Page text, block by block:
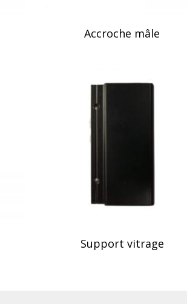
Accroche mâle
Lire La SuiteSupport vitrage